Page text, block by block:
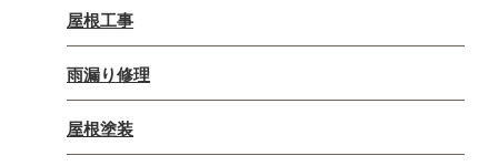
屋根工事
雨漏り修理
屋根塗装